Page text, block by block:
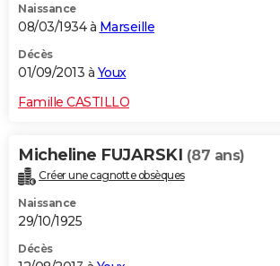
Naissance
08/03/1934 à Marseille
Décès
01/09/2013 à Youx
Famille CASTILLO
Micheline FUJARSKI (87 ans)
Créer une cagnotte obsèques
Naissance
29/10/1925
Décès